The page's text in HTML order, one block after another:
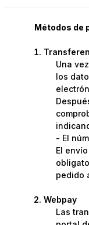
Métodos de
Una
los
- El
El
pedido
Webpay
Las